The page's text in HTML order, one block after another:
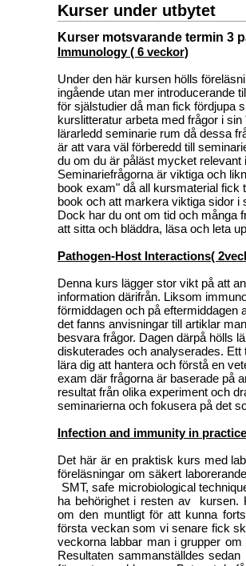
Kurser under utbytet
Kurser motsvarande termin 3
Immunology ( 6 veckor)
Under den här kursen hölls
ingående utan mer introducerande
för själstudier då man fick fördjupa
kurslitteratur arbeta med frågor i
lärarledd seminarie rum då dessa
är att vara väl förberedd till
du om du är påläst mycket relevant
Seminariefrågorna är viktiga och
book exam" då all kursmaterial fick
book och att markera viktiga sidor i
Dock har du ont om tid och många
att sitta och bläddra, läsa och leta
Pathogen-Host Interactions(
Denna kurs lägger stor vikt på att
information därifrån. Liksom
förmiddagen och på eftermiddagen
det fanns anvisningar till artiklar
besvara frågor. Dagen därpå hölls
diskuterades och analyserades. Ett
lära dig att hantera och förstå en
exam där frågorna är baserade på
resultat från olika experiment och
seminarierna och fokusera på det
Infection and immunity in
Det här är en praktisk kurs med
föreläsningar om säkert
SMT, safe microbiological
ha behörighet i resten av kursen.
om den muntligt för att kunna
första veckan som vi senare fick
veckorna labbar man i grupper
Resultaten sammanställdes